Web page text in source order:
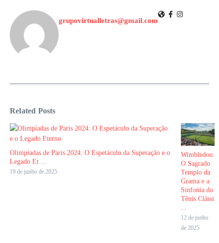
grupovirtualletras@gmail.com
Related Posts
Olimpíadas de Paris 2024: O Espetáculo da Superação e o
Legado Et ...
19 de junho de 2025
Wimbledon:
O Sagrado
Templo da
Grama e a
Sinfonia do
Tênis Clássi
12 de junho
de 2025